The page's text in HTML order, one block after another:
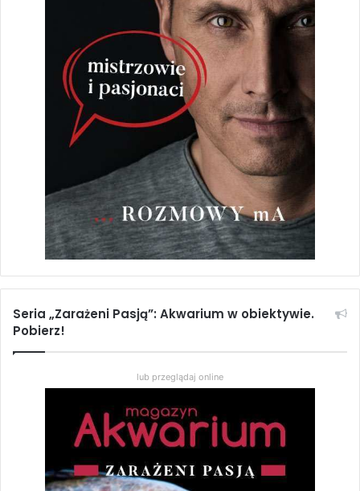
Seria „Zarażeni Pasją”: Akwarium w obiektywie.
Pobierz!
lub przeglądaj online